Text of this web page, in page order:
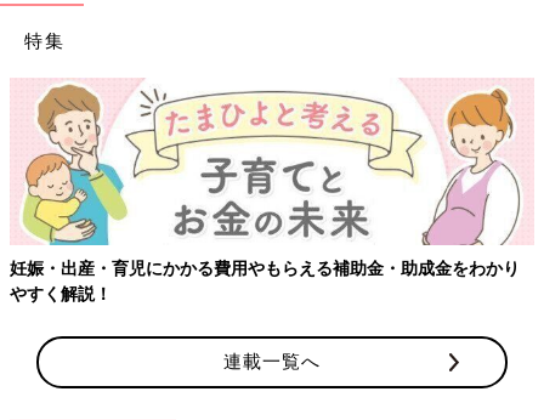
特集
かり
【ワクチン接種できるものも】妊婦の感染症対策、知って
連載一覧へ